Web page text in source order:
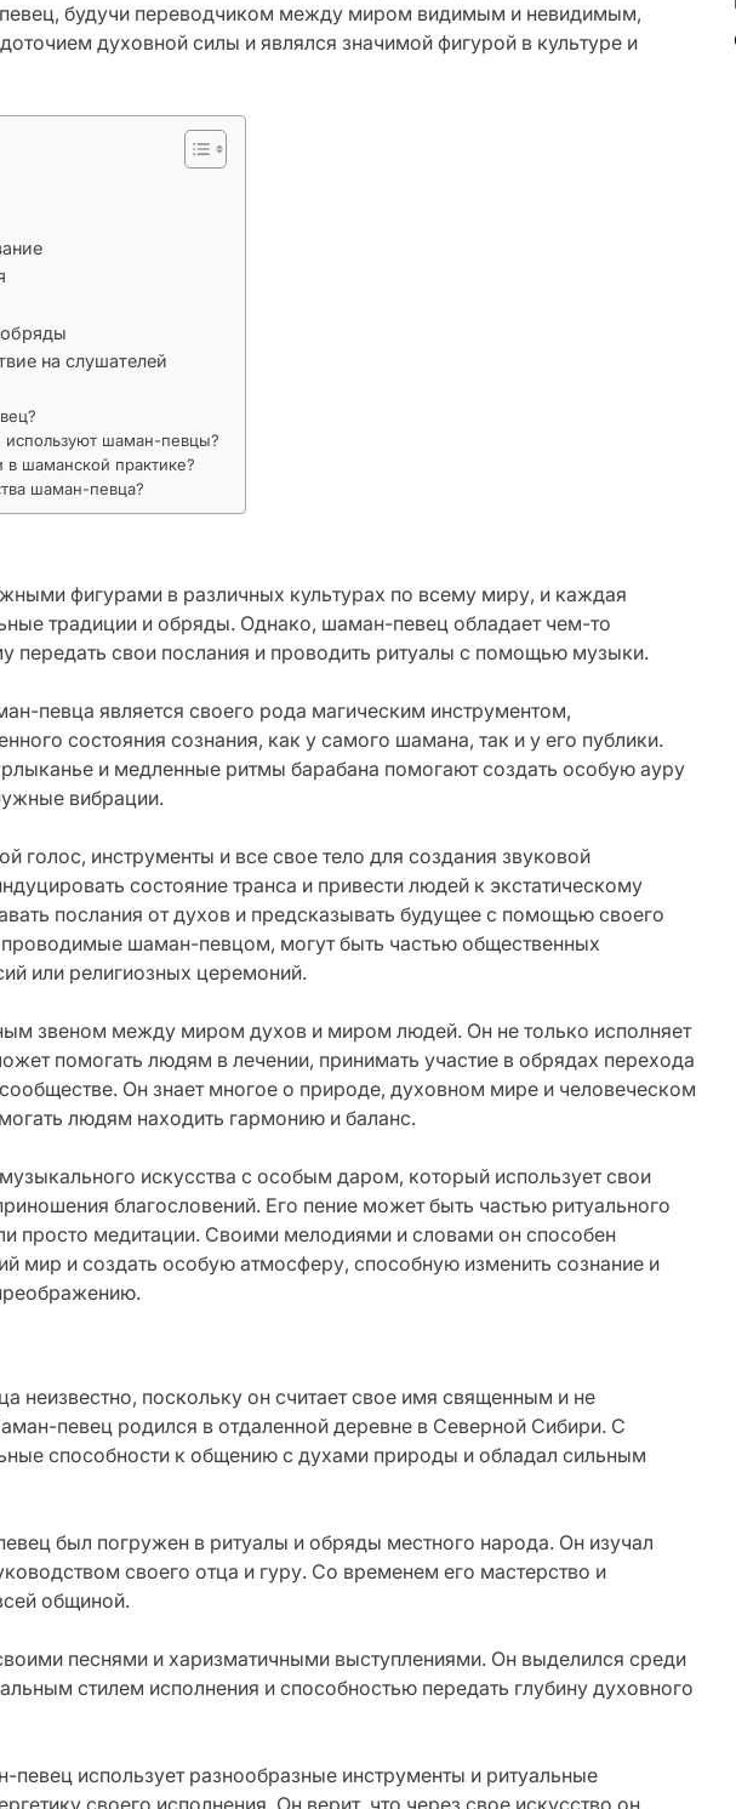
будучи переводчиком между миром видимым и невидимым,
духовной силы и являлся значимой фигурой в культуре и
на слушателей
используют шаман-певцы?
в шаманской практике?
шаман-певца?
фигурами в различных культурах по всему миру, и каждая
традиции и обряды. Однако, шаман-певец обладает чем-то
передать свои послания и проводить ритуалы с помощью музыки.
певца является своего рода магическим инструментом,
состояния сознания, как у самого шамана, так и у его публики.
и медленные ритмы барабана помогают создать особую ауру
вибрации.
голос, инструменты и все свое тело для создания звуковой
состояние транса и привести людей к экстатическому
послания от духов и предсказывать будущее с помощью своего
проводимые шаман-певцом, могут быть частью общественных
или религиозных церемоний.
звеном между миром духов и миром людей. Он не только исполняет
помогать людям в лечении, принимать участие в обрядах перехода
Он знает многое о природе, духовном мире и человеческом
людям находить гармонию и баланс.
искусства с особым даром, который использует свои
благословений. Его пение может быть частью ритуального
просто медитации. Своими мелодиями и словами он способен
мир и создать особую атмосферу, способную изменить сознание и
неизвестно, поскольку он считает свое имя священным и не
певец родился в отдаленной деревне в Северной Сибири. С
способности к общению с духами природы и обладал сильным
был погружен в ритуалы и обряды местного народа. Он изучал
своего отца и гуру. Со временем его мастерство и
общиной.
песнями и харизматичными выступлениями. Он выделился среди
стилем исполнения и способностью передать глубину духовного
певец использует разнообразные инструменты и ритуальные
своего исполнения. Он верит, что через свое искусство он